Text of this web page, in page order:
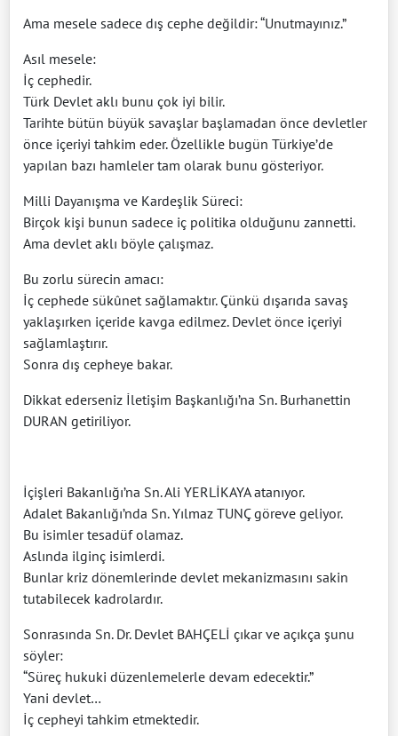
Ama mesele sadece dış cephe değildir: “Unutmayınız.”
Asıl mesele:
İç cephedir.
Türk Devlet aklı bunu çok iyi bilir.
Tarihte bütün büyük savaşlar başlamadan önce devletler
önce içeriyi tahkim eder. Özellikle bugün Türkiye’de
yapılan bazı hamleler tam olarak bunu gösteriyor.
Milli Dayanışma ve Kardeşlik Süreci:
Birçok kişi bunun sadece iç politika olduğunu zannetti.
Ama devlet aklı böyle çalışmaz.
Bu zorlu sürecin amacı:
İç cephede sükûnet sağlamaktır. Çünkü dışarıda savaş
yaklaşırken içeride kavga edilmez. Devlet önce içeriyi
sağlamlaştırır.
Sonra dış cepheye bakar.
Dikkat ederseniz İletişim Başkanlığı’na Sn. Burhanettin
DURAN getiriliyor.
İçişleri Bakanlığı’na Sn. Ali YERLİKAYA atanıyor.
Adalet Bakanlığı’nda Sn. Yılmaz TUNÇ göreve geliyor.
Bu isimler tesadüf olamaz.
Aslında ilginç isimlerdi.
Bunlar kriz dönemlerinde devlet mekanizmasını sakin
tutabilecek kadrolardır.
Sonrasında Sn. Dr. Devlet BAHÇELİ çıkar ve açıkça şunu
söyler:
“Süreç hukuki düzenlemelerle devam edecektir.”
Yani devlet…
İç cepheyi tahkim etmektedir.